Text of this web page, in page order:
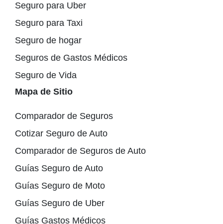
Seguro para Uber
Seguro para Taxi
Seguro de hogar
Seguros de Gastos Médicos
Seguro de Vida
Mapa de Sitio
Comparador de Seguros
Cotizar Seguro de Auto
Comparador de Seguros de Auto
Guías Seguro de Auto
Guías Seguro de Moto
Guías Seguro de Uber
Guías Gastos Médicos